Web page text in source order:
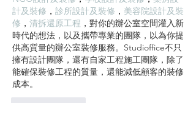
計及裝修 ， 診所設計及裝修 ， 美容院設計及裝
修 ， 清拆還原工程 ， 對你的辦公室空間灌入新
時代的想法，以及攜帶專業的團隊，以為你提
供高質量的辦公室裝修服務。Studioffice不只
擁有設計團隊，還有自家工程施工團隊，除了
能確保裝修工程的質量，還能減低顧客的裝修
成本。